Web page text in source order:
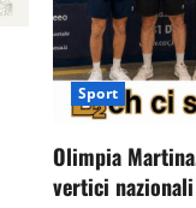
Sport
Olimpia
vertici nazionali